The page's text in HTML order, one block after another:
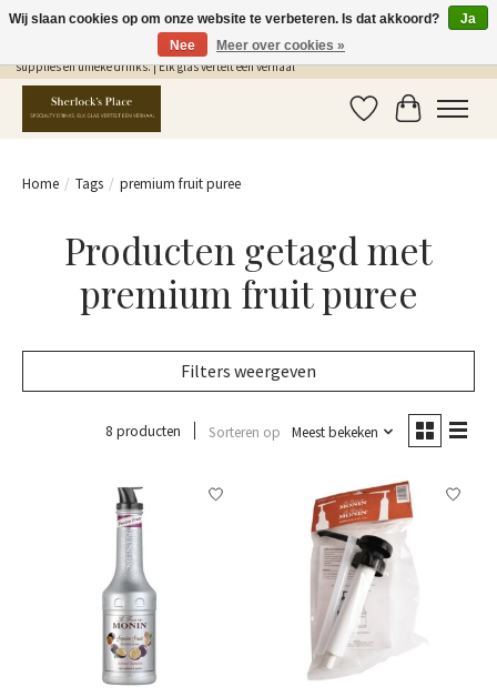
Gratis Verzending in NL vanaf €75,- | Sherlocks Place: dé plek voor MONIN siropen, bar
supplies en unieke drinks. | Elk glas vertelt een verhaal
Verlanglijst
Home / Tags / premium fruit puree
Producten getagd met
premium fruit puree
Filters weergeven
8 producten Sorteren op Meest bekeken
Wij slaan cookies op om onze website te verbeteren. Is dat akkoord?
Ja
Nee
Meer over cookies »